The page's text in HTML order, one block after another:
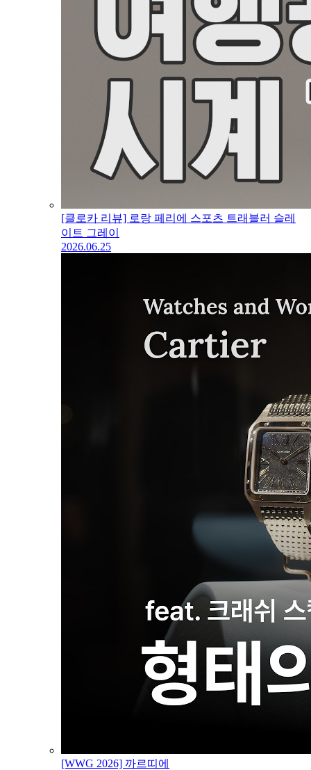
[클로카 리뷰] 로랑 페리에 스포츠 트래블러 슬레
이트 그레이
2026.06.25
[WWG 2026] 까르띠에